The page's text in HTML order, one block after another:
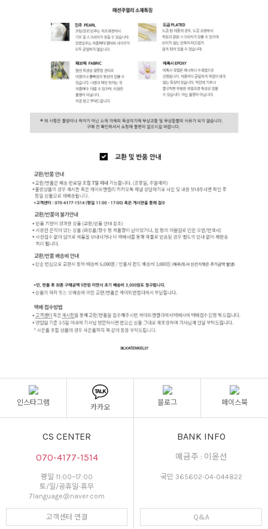
인스타그램
카카오
블로그 페이스북
CS CENTER
070-4177-1514
평일 11:00~17:00
토/일/공휴일-휴무
7language@naver.com
고객센터 연결
BANK INFO
예금주 : 이윤선
국민 365602-04-044822
Q&A